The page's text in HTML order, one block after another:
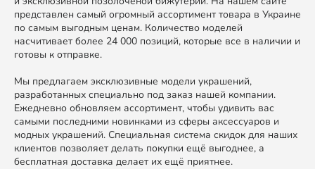
представлен самый огромный ассортимент товара в Украине
по самым выгодным ценам. Количество моделей
насчитивает более 24 000 позиций, которые все в наличии и
готовы к отправке.
Мы предлагаем эксклюзивные модели украшений,
разработанных специально под заказ нашей компании.
Ежедневно обновляем ассортимент, чтобы удивить вас
самыми последними новинками из сферы аксессуаров и
модных украшений. Специальная система скидок для наших
клиентов позволяет делать покупки ещё выгоднее, а
бесплатная доставка делает их ещё приятнее.